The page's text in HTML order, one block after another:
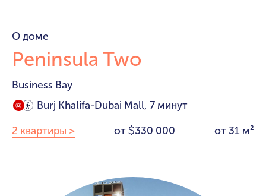
О доме
Peninsula Two
Business Bay
Burj Khalifa-Dubai Mall, 7 минут
2 квартиры > от $330 000 от 31 м²